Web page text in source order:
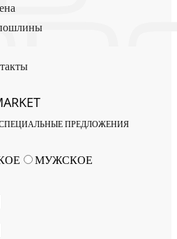
ПРЕДЛОЖЕНИЯ
МУЖСКОЕ